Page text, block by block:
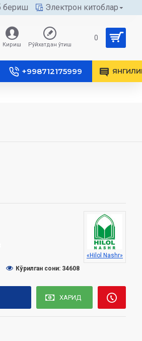
бериш Электрон китоблар
Кириш Рўйхатдан ўтиш
0
+998712175999
«Hilol Nashr»
Кўрилган сони: 34608
ХАРИД